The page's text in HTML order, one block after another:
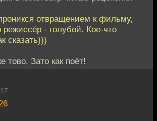
отвращением к фильму,
режиссёр - голубой. Кое-что
сказать)))
тово. Зато как поёт!